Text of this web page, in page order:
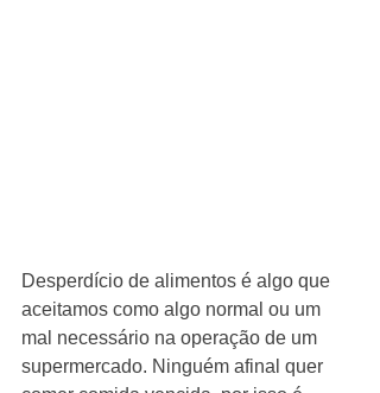
Desperdício de alimentos é algo que
aceitamos como algo normal ou um
mal necessário na operação de um
supermercado. Ninguém afinal quer